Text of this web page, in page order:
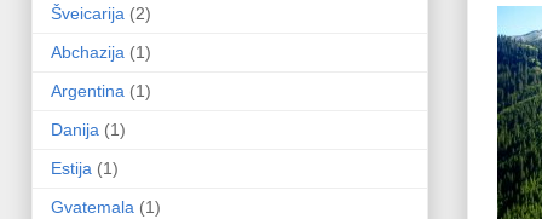
Šveicarija (2)
Abchazija (1)
Argentina (1)
Danija (1)
Estija (1)
Gvatemala (1)